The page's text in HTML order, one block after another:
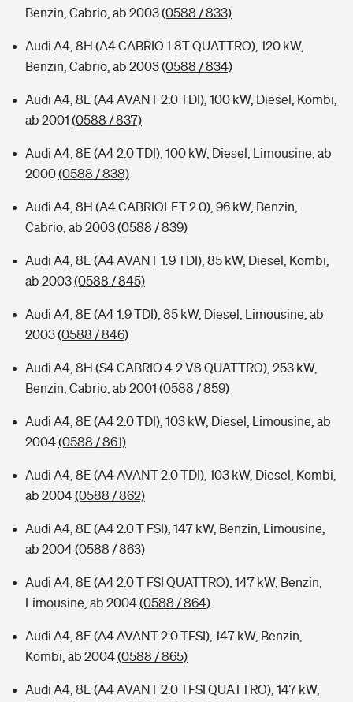
Benzin, Cabrio, ab 2003(0588 / 833)
Audi A4, 8H (A4 CABRIO 1.8T QUATTRO), 120 kW,
Benzin, Cabrio, ab 2003(0588 / 834)
Audi A4, 8E (A4 AVANT 2.0 TDI), 100 kW, Diesel, Kombi,
ab 2001 (0588 / 837)
Audi A4, 8E (A4 2.0 TDI), 100 kW, Diesel, Limousine, ab
2000(0588 / 838)
Audi A4, 8H (A4 CABRIOLET 2.0), 96 kW, Benzin,
Cabrio, ab 2003(0588 / 839)
Audi A4, 8E (A4 AVANT 1.9 TDI), 85 kW, Diesel, Kombi,
ab 2003(0588 / 845)
Audi A4, 8E (A4 1.9 TDI), 85 kW, Diesel, Limousine, ab
2003(0588 / 846)
Audi A4, 8H (S4 CABRIO 4.2 V8 QUATTRO), 253 kW,
Benzin, Cabrio, ab 2001 (0588 / 859)
Audi A4, 8E (A4 2.0 TDI), 103 kW, Diesel, Limousine, ab
2004(0588 / 861)
Audi A4, 8E (A4 AVANT 2.0 TDI), 103 kW, Diesel, Kombi,
ab 2004(0588 / 862)
Audi A4, 8E (A4 2.0 T FSI), 147 kW, Benzin, Limousine,
ab 2004(0588 / 863)
Audi A4, 8E (A4 2.0 T FSI QUATTRO), 147 kW, Benzin,
Limousine, ab 2004(0588 / 864)
Audi A4, 8E (A4 AVANT 2.0 TFSI), 147 kW, Benzin,
Kombi, ab 2004(0588 / 865)
Audi A4, 8E (A4 AVANT 2.0 TFSI QUATTRO), 147 kW,